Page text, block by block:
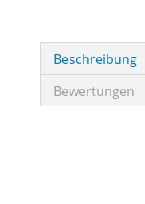
Beschreibung
Bewertungen